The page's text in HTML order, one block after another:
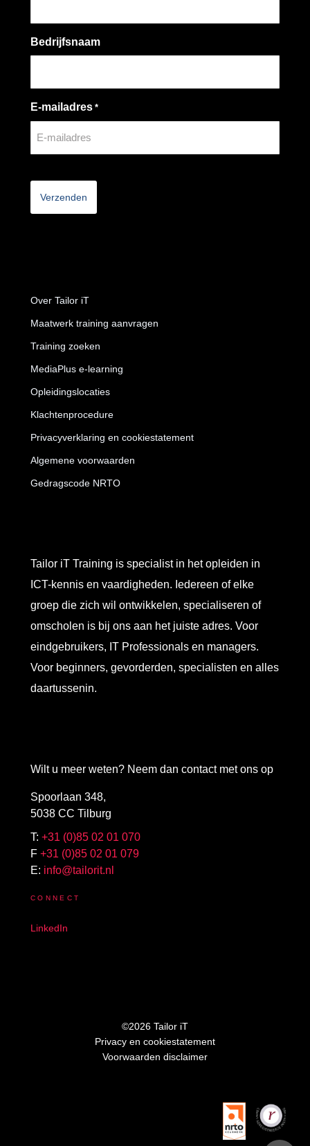
Wilt u meer weten? Neem dan contact met ons op
Spoorlaan 348,
5038 CC Tilburg
T: +31 (0)85 02 01 070
F +31 (0)85 02 01 079
E: info@tailorit.nl
CONNECT
LinkedIn
Tailor iT Training is specialist in het opleiden in
ICT-kennis en vaardigheden. Iedereen of elke
groep die zich wil ontwikkelen, specialiseren of
omscholen is bij ons aan het juiste adres. Voor
eindgebruikers, IT Professionals en managers.
Voor beginners, gevorderden, specialisten en alles
daartussenin.
Over Tailor iT
Maatwerk training aanvragen
Training zoeken
MediaPlus e-learning
Opleidingslocaties
Klachtenprocedure
Privacyverklaring en cookiestatement
Algemene voorwaarden
Gedragscode NRTO
Bedrijfsnaam
E-mailadres *
©2026 Tailor iT
Privacy en cookiestatement
Voorwaarden disclaimer